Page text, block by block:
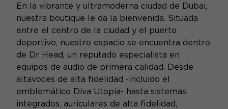
En la vibrante y ultramoderna ciudad de Dubai,
nuestra boutique le da la bienvenida. Situada
entre el centro de la ciudad y el puerto
deportivo, nuestro espacio se encuentra dentro
de Dr Head, un reputado especialista en
equipos de audio de primera calidad. Desde
altavoces de alta fidelidad -incluido el
emblemático Diva Utopia- hasta sistemas
integrados, auriculares de alta fidelidad,